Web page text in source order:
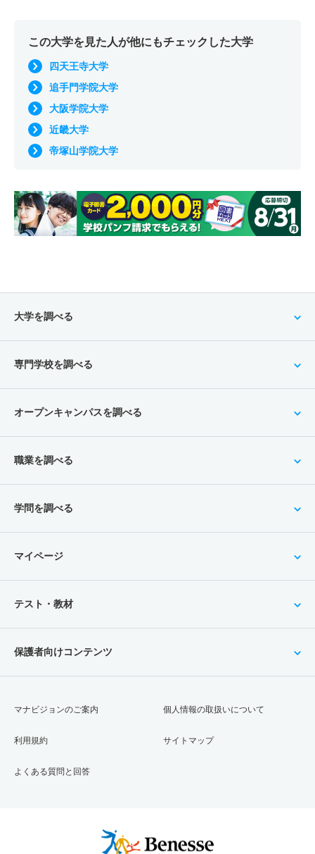
この大学を見た人が他にもチェックした大学
四天王寺大学
追手門学院大学
大阪学院大学
近畿大学
帝塚山学院大学
大学を調べる
専門学校を調べる
オープンキャンパスを調べる
職業を調べる
学問を調べる
マイページ
テスト・教材
保護者向けコンテンツ
マナビジョンのご案内
利用規約
よくある質問と回答
個人情報の取扱いについて
サイトマップ